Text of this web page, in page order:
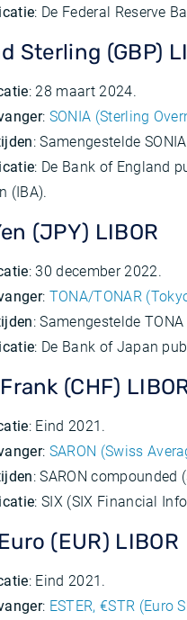
: De Federal Reserve
Sterling (GBP)
: 28 maart 2024.
: SONIA (Sterling
: Samengestelde
: De Bank of England
(IBA).
(JPY) LIBOR
: 30 december 2022.
: TONA/TONAR
: Samengestelde
: De Bank of Japan
(CHF)
: Eind 2021.
: SARON (Swiss
: SARON compounded
: SIX (SIX Financial
(EUR) LIBOR
: Eind 2021.
: ESTER, €STR (Euro